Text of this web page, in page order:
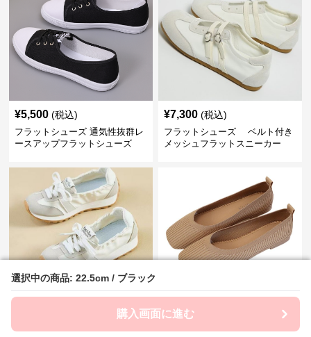
選択中の商品: 22.5cm / ブラック
購入画面に進む
選択中の商品: 22.5cm / ブラック
購入画面に進む
¥5,500 (税込)
フラットシューズ 通気性抜群レ
ースアップフラットシューズ
¥7,300 (税込)
フラットシューズ ベルト付き
メッシュフラットスニーカー
フラットシューズ 爽やかメッシ
ュフラットシューズ
フラットシューズ リブ編みス
クエアパンプス